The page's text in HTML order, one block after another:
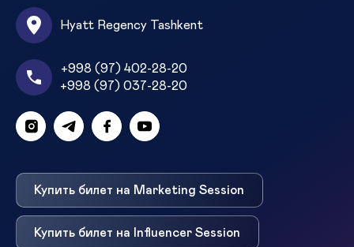
Hyatt Regency Tashkent
+998 (97) 402-28-20
+998 (97) 037-28-20
Купить билет на Marketing Session
Купить билет на Influencer Session